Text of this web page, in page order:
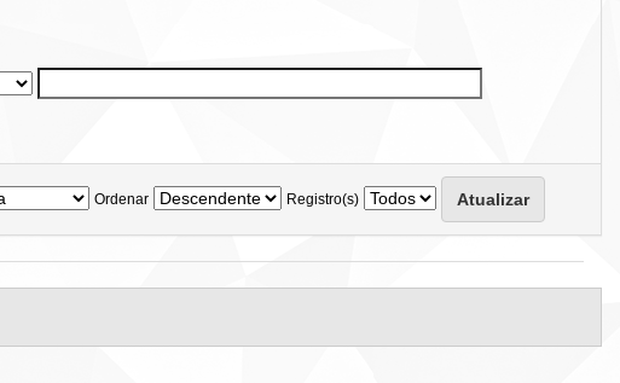
Ordenar Registro(s)